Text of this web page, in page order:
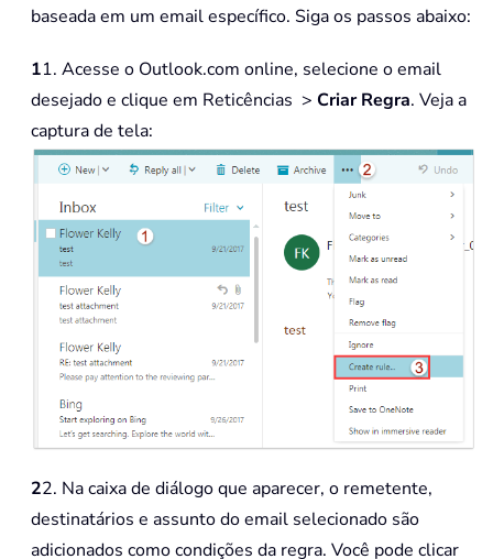
baseada em um email específico. Siga os passos abaixo:
11. Acesse o Outlook.com online, selecione o email
desejado e clique em Reticências > Criar Regra. Veja a
captura de tela:
22. Na caixa de diálogo que aparecer, o remetente,
destinatários e assunto do email selecionado são
adicionados como condições da regra. Você pode clicar